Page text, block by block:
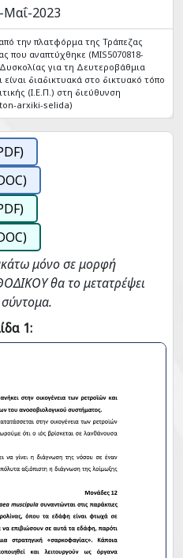
Μαΐ-2023
την πλατφόρμα της Τράπεζας
που αναπτύχθηκε (MIS5070818-
για τη Δευτεροβάθμια
διαδικτυακά στο δικτυακό τόπο
(Ι.Ε.Π.) στη διεύθυνση
arxiki-selida)
μόνο σε μορφή
θα το μετατρέψει
1: